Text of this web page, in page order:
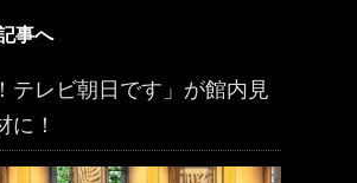
事へ
テレビ朝日です」が館内見
に！